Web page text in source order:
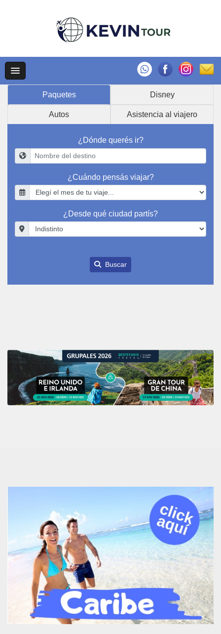
Paquetes Disney
Autos Asistencia al viajero
¿Dónde querés ir?
¿Cuándo pensás viajar?
¿Desde qué ciudad partís?
Buscar